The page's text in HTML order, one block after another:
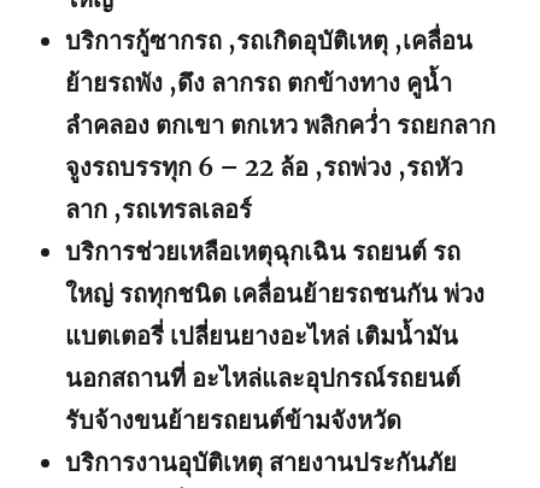
บริการกู้ซากรถ ,รถเกิดอุบัติเหตุ ,เคลื่อน
ย้ายรถพัง ,ดึง ลากรถ ตกข้างทาง คูน้ำ
ลำคลอง ตกเขา ตกเหว พลิกคว่ำ รถยกลาก
จูงรถบรรทุก 6 – 22 ล้อ ,รถพ่วง ,รถหัว
ลาก ,รถเทรลเลอร์
บริการช่วยเหลือเหตุฉุกเฉิน รถยนต์ รถ
ใหญ่ รถทุกชนิด เคลื่อนย้ายรถชนกัน พ่วง
แบตเตอรี่ เปลี่ยนยางอะไหล่ เติมน้ำมัน
นอกสถานที่ อะไหล่และอุปกรณ์รถยนต์
รับจ้างขนย้ายรถยนต์ข้ามจังหวัด
บริการงานอุบัติเหตุ สายงานประกันภัย